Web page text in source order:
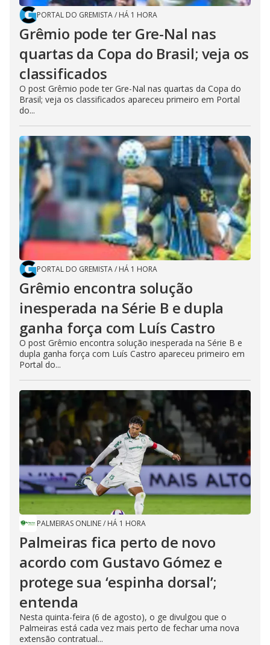
PORTAL DO GREMISTA/ HÁ 1 HORA
Grêmio pode ter Gre-Nal nas
quartas da Copa do Brasil; veja os
classificados
O post Grêmio pode ter Gre-Nal nas quartas da Copa do
Brasil; veja os classificados apareceu primeiro em Portal
do...
PORTAL DO GREMISTA/ HÁ 1 HORA
Grêmio encontra solução
inesperada na Série B e dupla
ganha força com Luís Castro
O post Grêmio encontra solução inesperada na Série B e
dupla ganha força com Luís Castro apareceu primeiro em
Portal do...
PALMEIRAS ONLINE/ HÁ 1 HORA
Palmeiras fica perto de novo
acordo com Gustavo Gómez e
protege sua ‘espinha dorsal’;
entenda
Nesta quinta-feira (6 de agosto), o ge divulgou que o
Palmeiras está cada vez mais perto de fechar uma nova
extensão contratual...